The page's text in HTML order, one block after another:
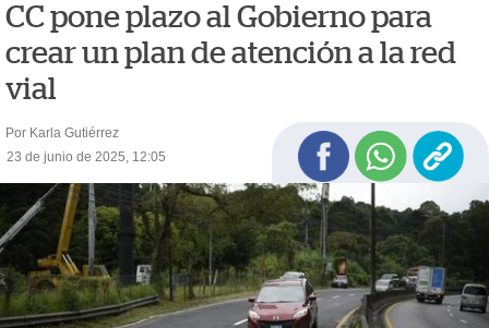
CC pone plazo al Gobierno para
crear un plan de atención a la red
vial
Por Karla Gutiérrez
23 de junio de 2025, 12:05